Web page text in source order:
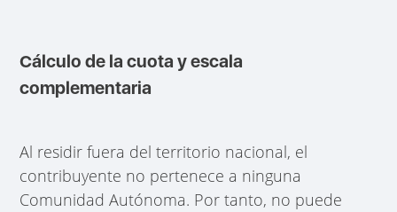
Cálculo de la cuota y escala
complementaria
Al residir fuera del territorio nacional, el
contribuyente no pertenece a ninguna
Comunidad Autónoma. Por tanto, no puede